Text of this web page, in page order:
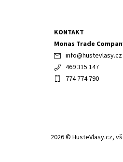
KONTAKT
Monas Trade
info@hustevlasy.cz
469 315 147
774 774 790
2026 © HusteVlasy.cz,